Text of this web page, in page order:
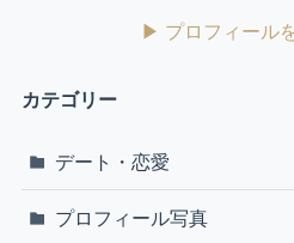
▶ プロフィール
カテゴリー
デート・恋愛
プロフィール写真